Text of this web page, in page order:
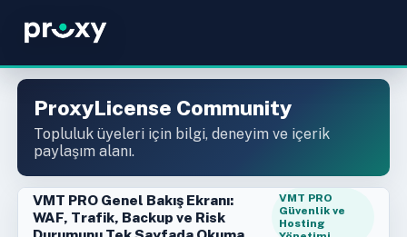
ProxyLicense Community
Topluluk üyeleri için bilgi, deneyim ve içerik
paylaşım alanı.
VMT PRO Genel Bakış Ekranı:
WAF, Trafik, Backup ve Risk
VMT PRO
Güvenlik ve
Hosting